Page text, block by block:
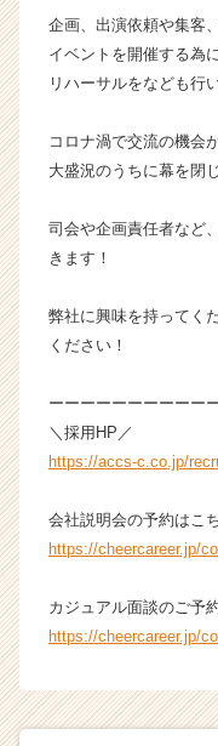
成
長
業
ら
ス
ウ
く
サ
キ
ャ
ア
（
r
企画、出演依頼や集客
イベントを開催する為
リハーサルをなども行
コロナ渦で交流の機会
大盛況のうちに幕を閉
司会や企画責任者など
きます！
弊社に興味を持ってく
ください！
ーーーーーーーーーー
＼採用HP／
https://accs-c.co.jp/
会社説明会の予約はこ
https://cheercareer.jp/
カジュアル面談のご予
https://cheercareer.jp/